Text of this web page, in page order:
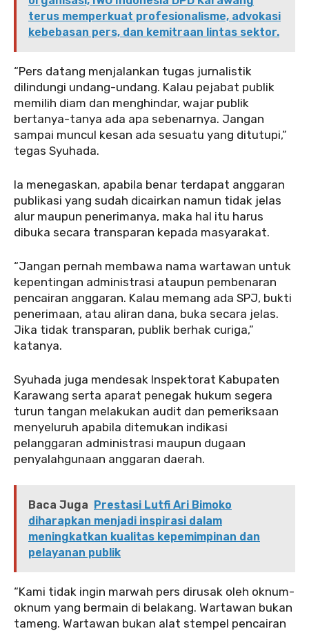
terus memperkuat profesionalisme, advokasi
kebebasan pers, dan kemitraan lintas sektor.
‎‎“Pers datang menjalankan tugas jurnalistik
dilindungi undang-undang. Kalau pejabat publik
memilih diam dan menghindar, wajar publik
bertanya-tanya ada apa sebenarnya. Jangan
sampai muncul kesan ada sesuatu yang ditutupi,”
tegas Syuhada.
‎‎Ia menegaskan, apabila benar terdapat anggaran
publikasi yang sudah dicairkan namun tidak jelas
alur maupun penerimanya, maka hal itu harus
dibuka secara transparan kepada masyarakat.
‎‎“Jangan pernah membawa nama wartawan untuk
kepentingan administrasi ataupun pembenaran
pencairan anggaran. Kalau memang ada SPJ, bukti
penerimaan, atau aliran dana, buka secara jelas.
Jika tidak transparan, publik berhak curiga,”
katanya.
‎Syuhada juga mendesak Inspektorat Kabupaten
Karawang serta aparat penegak hukum segera
turun tangan melakukan audit dan pemeriksaan
menyeluruh apabila ditemukan indikasi
pelanggaran administrasi maupun dugaan
penyalahgunaan anggaran daerah.
Baca Juga Prestasi Lutfi Ari Bimoko
diharapkan menjadi inspirasi dalam
meningkatkan kualitas kepemimpinan dan
pelayanan publik
‎‎“Kami tidak ingin marwah pers dirusak oleh oknum-
oknum yang bermain di belakang. Wartawan bukan
tameng. Wartawan bukan alat stempel pencairan